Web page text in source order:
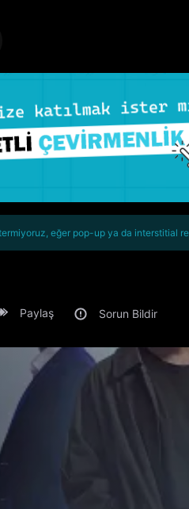
eğer pop-up ya da interstitial
Paylaş Sorun Bildir